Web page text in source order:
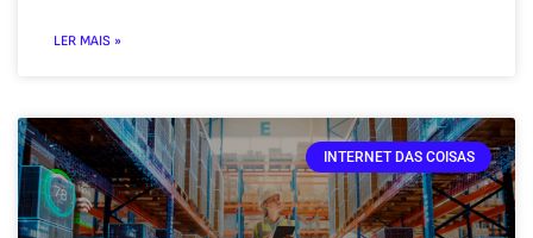
LER MAIS »
INTERNET DAS COISAS